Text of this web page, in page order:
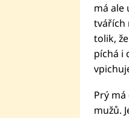
má ale
tvářích
tolik,
píchá i
Prý
mužů.